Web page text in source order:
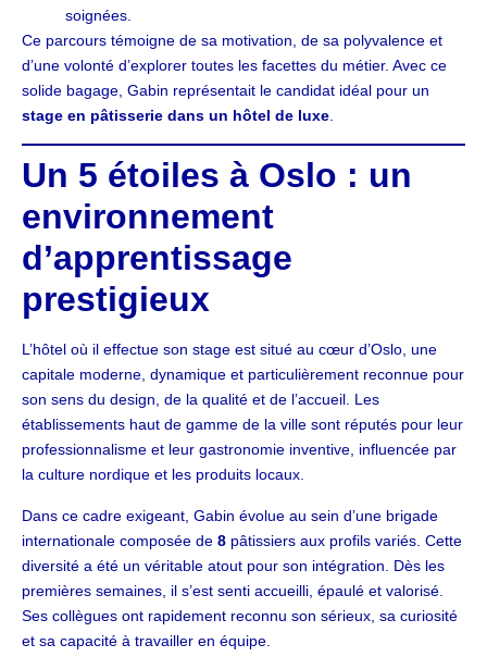
soignées.
Ce parcours témoigne de sa motivation, de sa polyvalence et
d’une volonté d’explorer toutes les facettes du métier. Avec ce
solide bagage, Gabin représentait le candidat idéal pour un
stage en pâtisserie dans un hôtel de luxe
Un 5 étoiles à Oslo : un
environnement
d’apprentissage
prestigieux
L’hôtel où il effectue son stage est situé au cœur d’Oslo, une
capitale moderne, dynamique et particulièrement reconnue pour
son sens du design, de la qualité et de l’accueil. Les
établissements haut de gamme de la ville sont réputés pour leur
professionnalisme et leur gastronomie inventive, influencée par
la culture nordique et les produits locaux.
Dans ce cadre exigeant, Gabin évolue au sein d’une brigade
internationale composée de 8 pâtissiers aux profils variés. Cette
diversité a été un véritable atout pour son intégration. Dès les
premières semaines, il s’est senti accueilli, épaulé et valorisé.
Ses collègues ont rapidement reconnu son sérieux, sa curiosité
et sa capacité à travailler en équipe.